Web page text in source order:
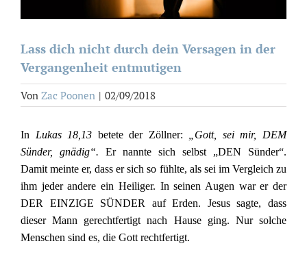
Lass dich nicht durch dein Versagen in der
Vergangenheit entmutigen
Von Zac Poonen | 02/09/2018
In Lukas 18,13 betete der Zöllner:
„Gott, sei mir, DEM
Sünder, gnädig“. Er nannte sich selbst „DEN Sünder“.
Damit meinte er, dass er sich so fühlte, als sei im Vergleich zu
ihm jeder andere ein Heiliger. In seinen Augen war er der
DER EINZIGE SÜNDER auf Erden. Jesus sagte, dass
dieser Mann gerechtfertigt nach Hause ging. Nur solche
Menschen sind es, die Gott rechtfertigt.